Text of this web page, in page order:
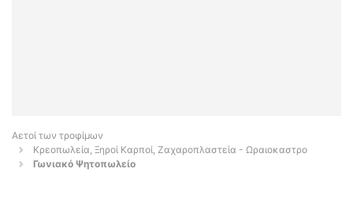
Αετοί των τροφίμων
Κρεοπωλεία, Ξηροί Καρποί, Ζαχαροπλαστεία - Ωραιοκαστρο
Γωνιακό Ψητοπωλείο